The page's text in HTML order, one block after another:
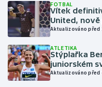
Lyže a snowboard
Moderní pětiboj
Motorsport
FOTBAL
Vítek
United,
Aktualizováno před
ATLETIKA
Stýplařka
juniorském
Aktualizováno před